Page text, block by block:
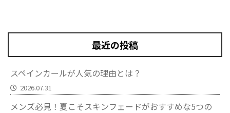
最近の投稿
スペインカールが人気の理由とは？
2026.07.31
メンズ必見！夏こそスキンフェードがおすすめな5つの